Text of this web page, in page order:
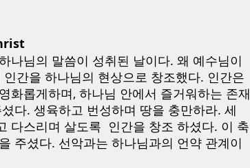
나님의 말씀이 성취된 날이다. 왜 예수님이
간을 하나님의 현상으로 창조했다. 인간은
화롭게하며, 하나님 안에서 즐거워하는 존재
다. 생육하고 번성하며 땅을 충만하라. 세
다스리며 살도록  인간을 창조 하셨다. 이 축
주셨다. 선악과는 하나님과의 언약 관계이